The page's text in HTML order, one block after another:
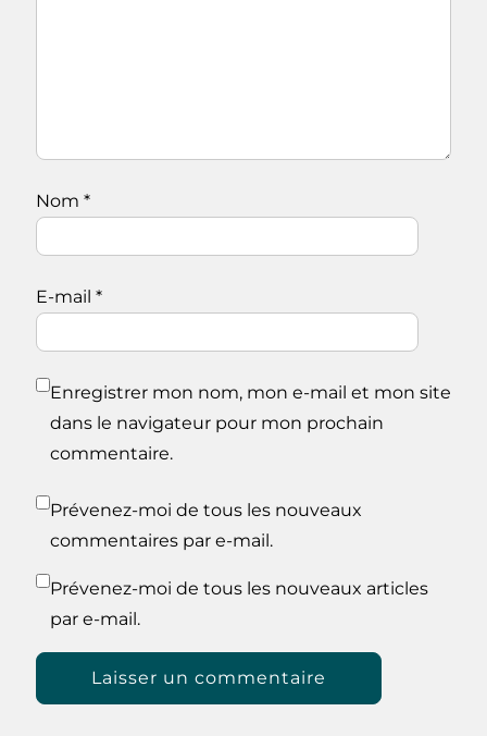
Nom *
E-mail *
Enregistrer mon nom, mon e-mail et mon site
dans le navigateur pour mon prochain
commentaire.
Prévenez-moi de tous les nouveaux
commentaires par e-mail.
Prévenez-moi de tous les nouveaux articles
par e-mail.